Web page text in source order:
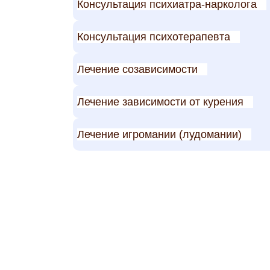
Консультация психиатра-нарколога
Консультация психотерапевта
Лечение созависимости
Лечение зависимости от курения
Лечение игромании (лудомании)